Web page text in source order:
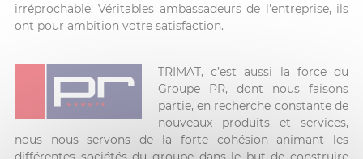
irréprochable. Véritables ambassadeurs de l'entreprise, ils
ont pour ambition votre satisfaction.
TRIMAT, c’est aussi la force du
Groupe PR, dont nous faisons
partie, en recherche constante de
nouveaux produits et services,
nous nous servons de la forte cohésion animant les